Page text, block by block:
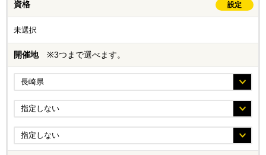
資格 設定
未選択
開催地 ※3つまで選べます。